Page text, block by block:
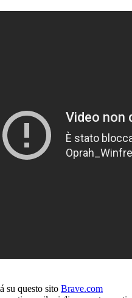
su questo sito Brave.com